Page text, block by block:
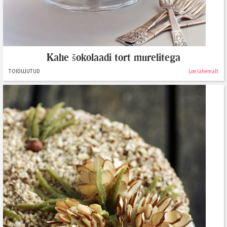
Kahe šokolaadi tort murelitega
TOIDUJUTUD Loe lähemalt